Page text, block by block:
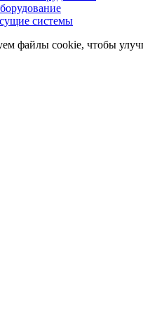
системы
файлы cookie, чтобы